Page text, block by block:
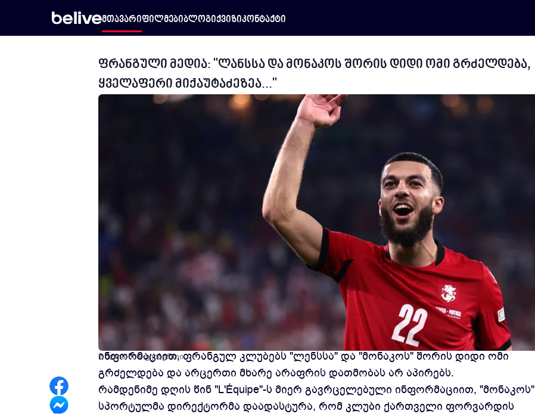
მთავარიფილმებიბლოგიქვიზიკონტაქტი
ფრანგული მედია: "ლანსსა და მონაკოს შორის დიდი ომი გრძელდება,
ყველაფერი მიქაუტაძეზეა..."
2 წლის წინ ფეხბურთი
ცნობილი ფრანგული ყოველდღიური სპორტული გამოცემა "dailymercato"-ს
ინფორმაციით, ფრანგულ კლუბებს "ლენსსა" და "მონაკოს" შორის დიდი ომი
გრძელდება და არცერთი მხარე არაფრის დათმობას არ აპირებს.
რამდენიმე დღის წინ "L'Équipe"-ს მიერ გავრცელებული ინფორმაციით, "მონაკოს"
სპორტულმა დირექტორმა დაადასტურა, რომ კლუბი ქართველი ფორვარდის